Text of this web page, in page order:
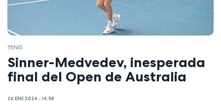
TENIS
Sinner-Medvedev, inesperada
final del Open de Australia
26 ENE 2024 - 14:58